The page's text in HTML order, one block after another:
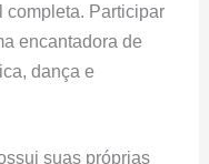
completa. Participar
encantadora de
dança e
suas próprias